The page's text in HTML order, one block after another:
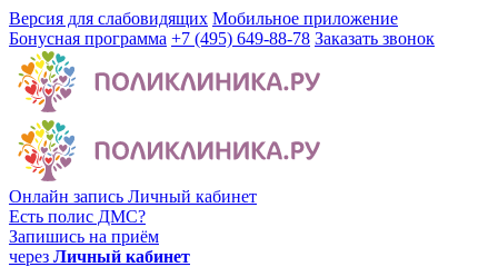
Версия для слабовидящих Мобильное приложение
Бонусная программа +7 (495) 649-88-78 Заказать звонок
Онлайн запись Личный кабинет
Есть полис ДМС?
Запишись на приём
через Личный кабинет